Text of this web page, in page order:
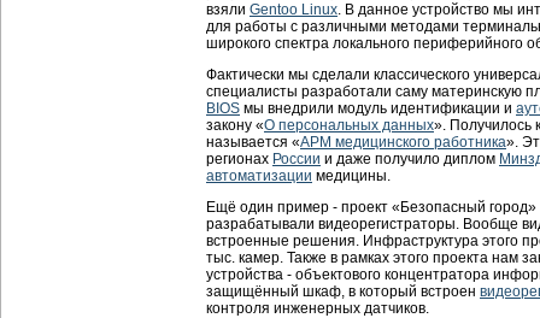
взяли Gentoo Linux. В данное устройство мы
для работы с различными методами
широкого спектра локального периферийного
Фактически мы сделали классического
специалисты разработали саму материнскую
BIOS мы внедрили модуль идентификации и
закону «О персональных данных». Получилось
называется «АРМ медицинского работника».
регионах России и даже получило диплом
автоматизации медицины.
Ещё один пример - проект «Безопасный город»
разрабатывали видеорегистраторы. Вообще
встроенные решения. Инфраструктура этого
тыс. камер. Также в рамках этого проекта нам
устройства - объектового концентратора
защищённый шкаф, в который встроен
контроля инженерных датчиков.